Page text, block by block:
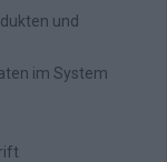
und
im System